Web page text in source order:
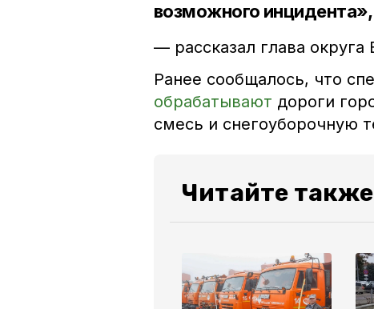
возможного инцидента»,
— рассказал глава округа
Ранее сообщалось, что
обрабатывают дороги
смесь и снегоуборочную
Читайте